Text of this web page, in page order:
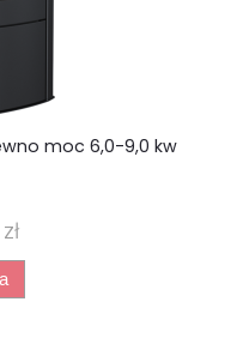
moc 6,0-9,0 kw